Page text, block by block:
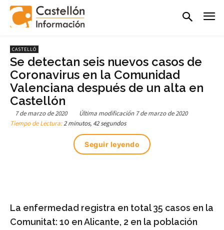
CASTELLÓ
Se detectan seis nuevos casos de
Coronavirus en la Comunidad
Valenciana después de un alta en
Castellón
7 de marzo de 2020 Última modificación 7 de marzo de 2020
Tiempo de Lectura:2 minutos, 42 segundos
Seguir leyendo
La enfermedad registra en total 35 casos en la
Comunitat: 10 en Alicante, 2 en la población